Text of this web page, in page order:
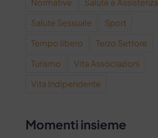
Normative
Salute e Assistenza
Salute Sessuale
Sport
Tempo libero
Terzo Settore
Turismo
Vita Associazioni
Vita Indipendente
Momenti insieme